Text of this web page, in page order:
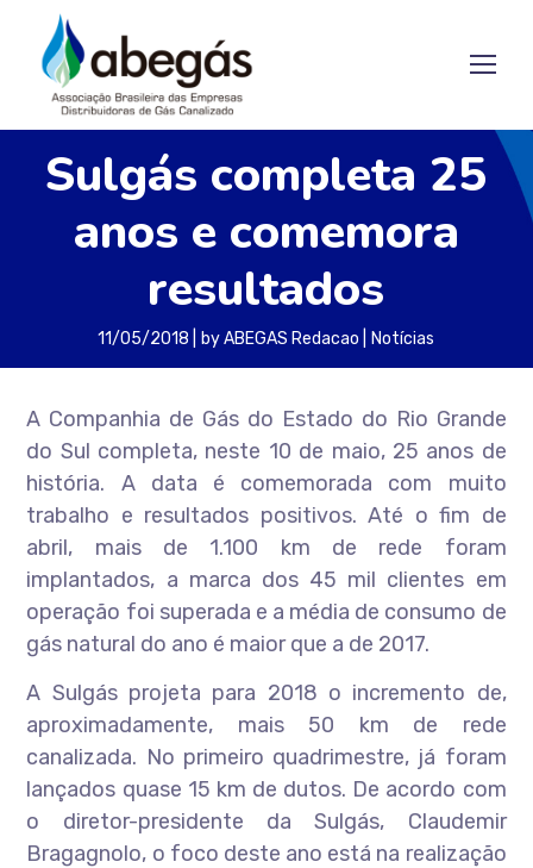
Sulgás completa 25
anos e comemora
resultados
11/05/2018 byABEGAS Redacao Notícias
A Companhia de Gás do Estado do Rio Grande
do Sul completa, neste 10 de maio, 25 anos de
história. A data é comemorada com muito
trabalho e resultados positivos. Até o fim de
abril, mais de 1.100 km de rede foram
implantados, a marca dos 45 mil clientes em
operação foi superada e a média de consumo de
gás natural do ano é maior que a de 2017.
A Sulgás projeta para 2018 o incremento de,
aproximadamente, mais 50 km de rede
canalizada. No primeiro quadrimestre, já foram
lançados quase 15 km de dutos. De acordo com
o diretor-presidente da Sulgás, Claudemir
Bragagnolo, o foco deste ano está na realização